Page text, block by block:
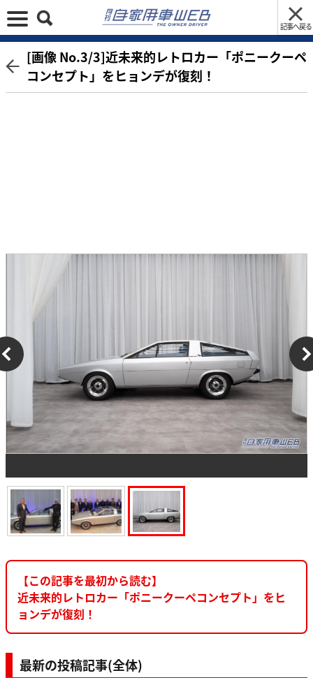
記事へ戻る
[画像 No.3/3]近未来的レトロカー「ポニークーペ
コンセプト」をヒョンデが復刻！
【この記事を最初から読む】
近未来的レトロカー「ポニークーペコンセプト」をヒ
ョンデが復刻！
最新の投稿記事(全体)